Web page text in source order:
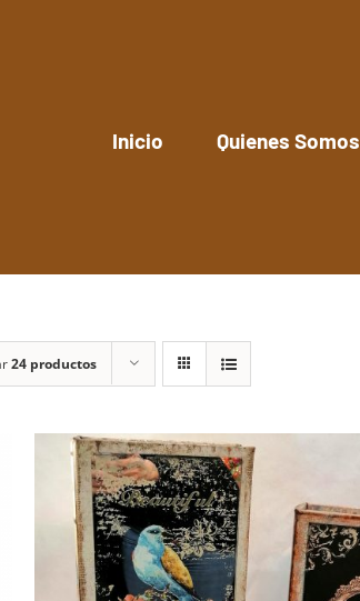
Inicio Quienes Somos
24 productos